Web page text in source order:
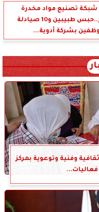
تصنيع مواد مخدرة
بسوهاج..حبس طبيبين و10 صيادلة
بشركة أدوية...
وفنية وتوعوية بمركز
فعاليات...